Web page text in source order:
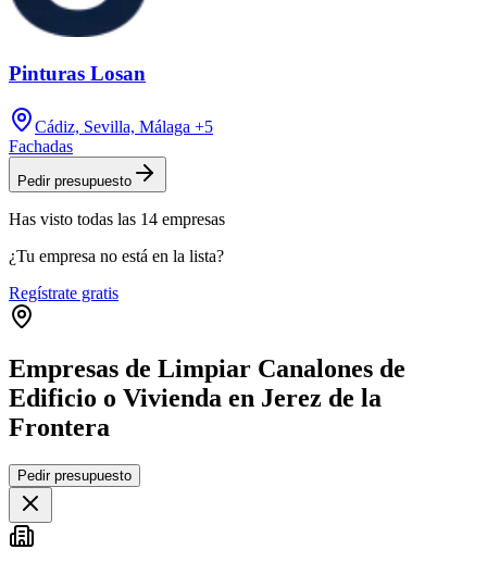
Pinturas Losan
Cádiz, Sevilla, Málaga +5
Fachadas
Pedir presupuesto
Has visto todas las 14 empresas
¿Tu empresa no está en la lista?
Regístrate gratis
Empresas de Limpiar Canalones de
Edificio o Vivienda en Jerez de la
Frontera
+
−
Pedir presupuesto